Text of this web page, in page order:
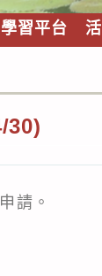
學習平台
30)
請。